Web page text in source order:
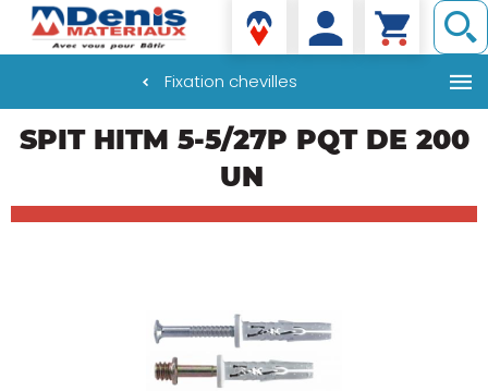
au
Denis matériaux
Fixation chevilles
SPIT HITM 5-5/27P PQT DE 200
UN